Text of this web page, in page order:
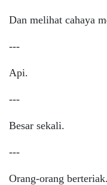
Dan melihat cahaya
---
Api.
---
Besar sekali.
---
Orang-orang berteriak.